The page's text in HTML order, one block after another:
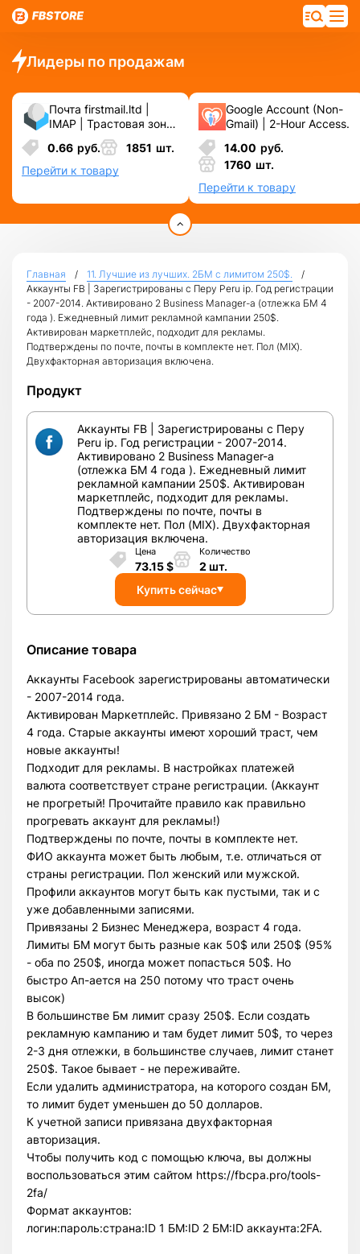
Лидеры по продажам
Почта firstmail.ltd |
IMAP | Трастовая зона
.COM ❗️ Новые, Чистые
❗️ С реальными
логинами | ☑️
Специально для ФБ/
0.66 руб. 1851 шт.
Перейти к товару
Google Account (Non-
Gmail) | 2-Hour Access.
14.00 руб.
1760 шт.
Перейти к товару
Главная
11. Лучшие из лучших. 2БМ c лимитом 250$.
Аккаунты FB | Зарегистрированы с Перу Peru ip. Год регистрации
- 2007-2014. Активировано 2 Business Manager-а (отлежка БМ 4
года ). Ежедневный лимит рекламной кампании 250$.
Активирован маркетплейс, подходит для рекламы.
Подтверждены по почте, почты в комплекте нет. Пол (MIX).
Двухфакторная авторизация включена.
Продукт
Аккаунты FB | Зарегистрированы с Перу
Peru ip. Год регистрации - 2007-2014.
Активировано 2 Business Manager-а
(отлежка БМ 4 года ). Ежедневный лимит
рекламной кампании 250$. Активирован
маркетплейс, подходит для рекламы.
Подтверждены по почте, почты в
комплекте нет. Пол (MIX). Двухфакторная
авторизация включена.
Цена
73.15$
Количество
2 шт.
Купить сейчас
Описание товара
Аккаунты Facebook зарегистрированы автоматически
- 2007-2014 года.
Активирован Маркетплейс. Привязано 2 БМ - Возраст
4 года. Старые аккаунты имеют хороший траст, чем
новые аккаунты!
Подходит для рекламы. В настройках платежей
валюта соответствует стране регистрации. (Аккаунт
не прогретый! Прочитайте правило как правильно
прогревать аккаунт для рекламы!)
Подтверждены по почте, почты в комплекте нет.
ФИО аккаунта может быть любым, т.е. отличаться от
страны регистрации. Пол женский или мужской.
Профили аккаунтов могут быть как пустыми, так и с
уже добавленными записями.
Привязаны 2 Бизнес Менеджера, возраст 4 года.
Лимиты БМ могут быть разные как 50$ или 250$ (95%
- оба по 250$, иногда может попасться 50$. Но
быстро Ап-ается на 250 потому что траст очень
высок)
В большинстве Бм лимит сразу 250$. Если создать
рекламную кампанию и там будет лимит 50$, то через
2-3 дня отлежки, в большинстве случаев, лимит станет
250$. Такое бывает - не переживайте.
Если удалить администратора, на которого создан БМ,
то лимит будет уменьшен до 50 долларов.
К учетной записи привязана двухфакторная
авторизация.
Чтобы получить код с помощью ключа, вы должны
воспользоваться этим сайтом https://fbcpa.pro/tools-
2fa/
Формат аккаунтов:
логин:пароль:страна:ID 1 БМ:ID 2 БМ:ID аккаунта:2FA.